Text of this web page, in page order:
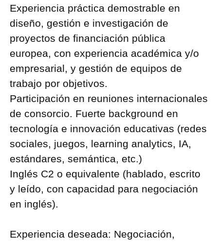
Experiencia práctica demostrable en
diseño, gestión e investigación de
proyectos de financiación pública
europea, con experiencia académica y/o
empresarial, y gestión de equipos de
trabajo por objetivos.
Participación en reuniones internacionales
de consorcio. Fuerte background en
tecnología e innovación educativas (redes
sociales, juegos, learning analytics, IA,
estándares, semántica, etc.)
Inglés C2 o equivalente (hablado, escrito
y leído, con capacidad para negociación
en inglés).
Experiencia deseada: Negociación,